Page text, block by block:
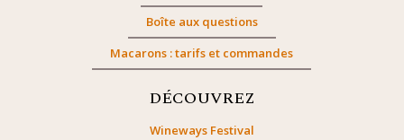
Boîte aux questions
Macarons : tarifs et commandes
DÉCOUVREZ
Wineways Festival